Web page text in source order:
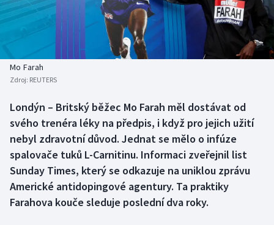
Baseball a softbal
Biatlon
Box
Curling
Dostihy
Soutěže
Aplikace ČT sport
Mo Farah
Zdroj: REUTERS
Londýn – Britský běžec Mo Farah měl dostávat od
svého trenéra léky na předpis, i když pro jejich užití
nebyl zdravotní důvod. Jednat se mělo o infúze
spalovače tuků L-Carnitinu. Informaci zveřejnil list
Sunday Times, který se odkazuje na uniklou zprávu
Americké antidopingové agentury. Ta praktiky
Farahova kouče sleduje poslední dva roky.